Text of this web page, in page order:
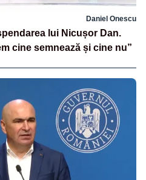
Daniel Onescu
lui Nicușor Dan.
cine semnează și cine nu”